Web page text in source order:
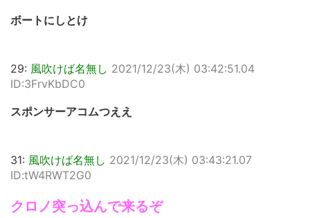
ボートにしとけ
29: 風吹けば名無し 2021/12/23(木) 03:42:51.04
ID:3FrvKbDC0
スポンサーアコムつええ
31: 風吹けば名無し 2021/12/23(木) 03:43:21.07
ID:tW4RWT2G0
クロノ突っ込んで来るぞ